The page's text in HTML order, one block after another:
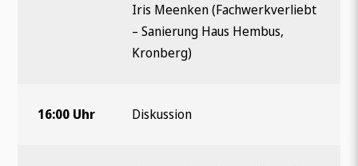
Iris Meenken (Fachwerkverliebt
– Sanierung Haus Hembus,
Kronberg)
16:00 Uhr Diskussion